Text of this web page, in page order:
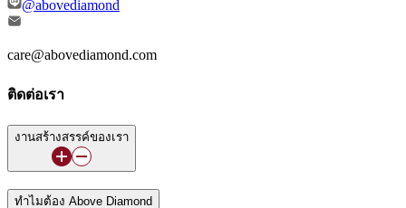
@abovediamond
care@abovediamond.com
ติดต่อเรา
งานสร้างสรรค์ของเรา
ทำไมต้อง Above Diamond